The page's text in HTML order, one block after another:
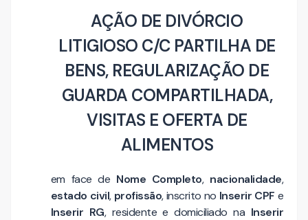
AÇÃO DE DIVÓRCIO
LITIGIOSO C/C PARTILHA DE
BENS, REGULARIZAÇÃO DE
GUARDA COMPARTILHADA,
VISITAS E OFERTA DE
ALIMENTOS
em face de Nome Completo, nacionalidade,
estado civil, profissão, inscrito no Inserir CPF e
Inserir RG, residente e domiciliado na Inserir